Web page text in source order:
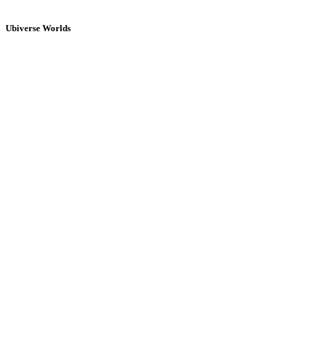
Ubiverse Worlds